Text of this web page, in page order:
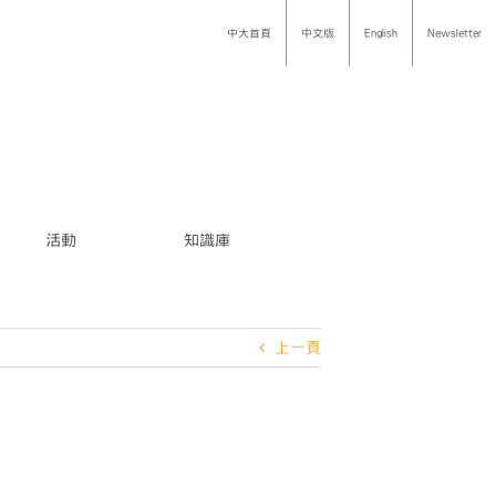
中大首頁 中文版 English Newsletter
活動 知識庫
上一頁